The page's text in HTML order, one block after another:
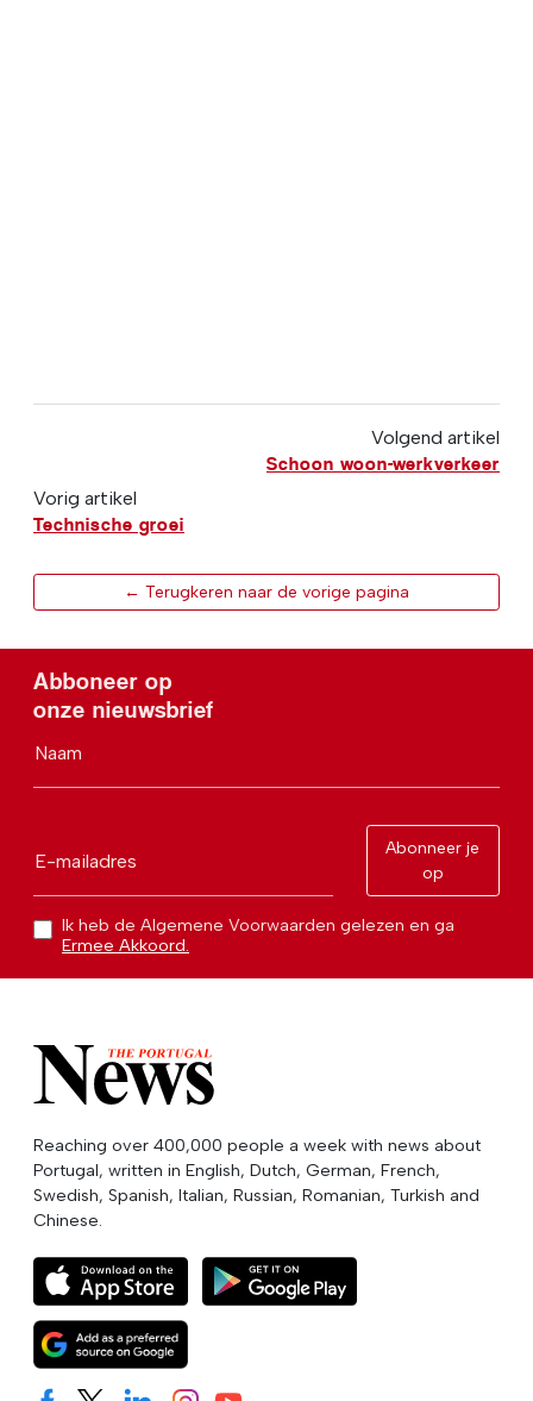
Volgend artikel
Schoon woon-werkverkeer
Vorig artikel
Technische groei
← Terugkeren naar de vorige pagina
Abboneer op
onze nieuwsbrief
Naam
E-mailadres
Abonneer je
op
Ik heb de Algemene Voorwaarden gelezen en ga
Ermee Akkoord.
Reaching over 400,000 people a week with news about
Portugal, written in English, Dutch, German, French,
Swedish, Spanish, Italian, Russian, Romanian, Turkish and
Chinese.